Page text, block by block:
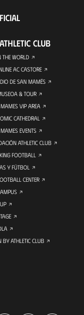
CLUB
THE WORLD
AC CASTORE
DE SAN MAMÉS
& TOUR
VIP AREA
CATHEDRAL
EVENTS
ATHLETIC CLUB
FOOTBALL
Y FÚTBOL
CENTER
BY ATHLETIC CLUB